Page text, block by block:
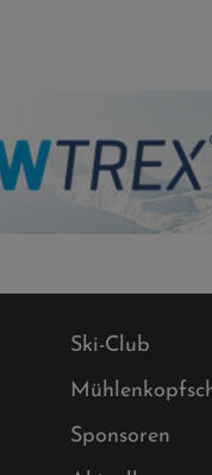
Ski-Club
Sponsoren